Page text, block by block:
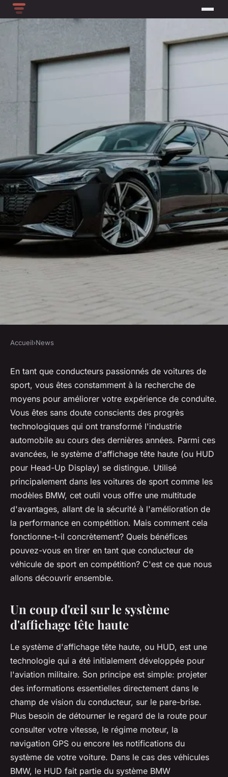
Quels sont les bénéfices d'un
système d'affichage tête haute
pour les conducteurs de
véhicules de sport en
compétition?
Esteban•30 mai 2024•6 min de lecture
Accueil›News
En tant que conducteurs passionnés de voitures de
sport, vous êtes constamment à la recherche de
moyens pour améliorer votre expérience de conduite.
Vous êtes sans doute conscients des progrès
technologiques qui ont transformé l'industrie
automobile au cours des dernières années. Parmi ces
avancées, le système d'affichage tête haute (ou HUD
pour Head-Up Display) se distingue. Utilisé
principalement dans les voitures de sport comme les
modèles BMW, cet outil vous offre une multitude
d'avantages, allant de la sécurité à l'amélioration de
la performance en compétition. Mais comment cela
fonctionne-t-il concrètement? Quels bénéfices
pouvez-vous en tirer en tant que conducteur de
véhicule de sport en compétition? C'est ce que nous
allons découvrir ensemble.
Un coup d'œil sur le système
d'affichage tête haute
Le système d'affichage tête haute, ou HUD, est une
technologie qui a été initialement développée pour
l'aviation militaire. Son principe est simple: projeter
des informations essentielles directement dans le
champ de vision du conducteur, sur le pare-brise.
Plus besoin de détourner le regard de la route pour
consulter votre vitesse, le régime moteur, la
navigation GPS ou encore les notifications du
système de votre voiture. Dans le cas des véhicules
BMW, le HUD fait partie du système BMW